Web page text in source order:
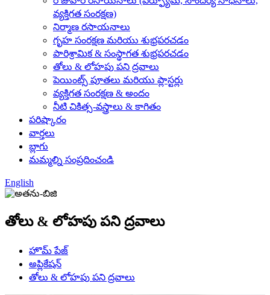
వ్యక్తిగత సంరక్షణ)
నిర్మాణ రసాయనాలు
గృహ సంరక్షణ మరియు శుభ్రపరచడం
పారిశ్రామిక & సంస్థాగత శుభ్రపరచడం
తోలు & లోహపు పని ద్రవాలు
పెయింట్స్ పూతలు మరియు ప్లాస్టర్లు
వ్యక్తిగత సంరక్షణ & అందం
నీటి చికిత్స-వస్త్రాలు & కాగితం
పరిష్కారం
వార్తలు
బ్లాగు
మమ్మల్ని సంప్రదించండి
English
తోలు & లోహపు పని ద్రవాలు
హొమ్ పేజ్
అప్లికేషన్
తోలు & లోహపు పని ద్రవాలు